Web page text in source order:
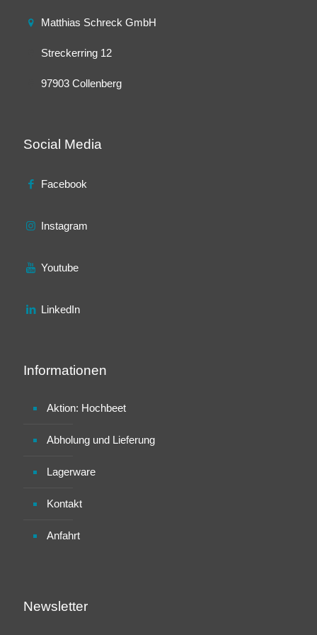
Matthias Schreck GmbH
Streckerring 12
97903 Collenberg
Social Media
Facebook
Instagram
Youtube
LinkedIn
Informationen
Aktion: Hochbeet
Abholung und Lieferung
Lagerware
Kontakt
Anfahrt
Newsletter